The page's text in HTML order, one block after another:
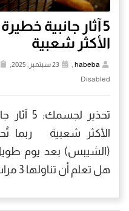
5 آثار جانبية
الأكثر شعبية
habeba
,
Disabled
تحذير
الأكثر شعبية ربما
(الشيبس) بعد يوم
هل تعلم أن تناولها 3 مرات […]